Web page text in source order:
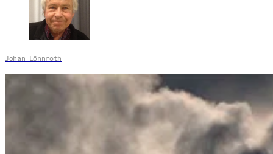
Johan Lönnroth